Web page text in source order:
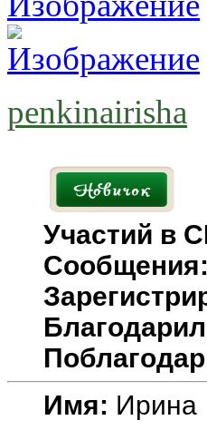
penkinairisha
Участий в
Сообщения:
Имя: Ирина